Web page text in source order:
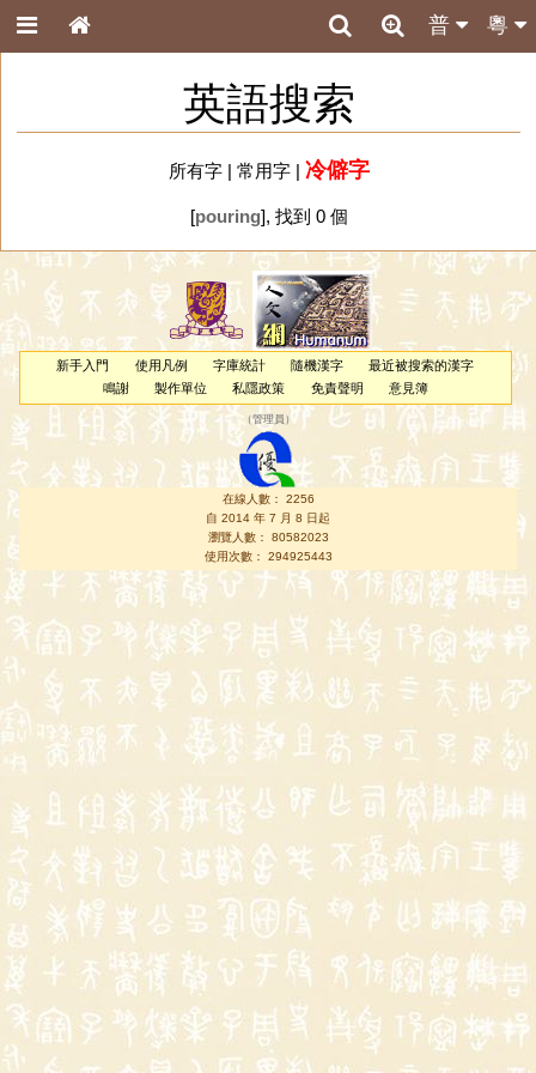
粵
普
英語搜索
所有字| 常用字| 冷僻字
[pouring], 找到 0 個
新手入門 使用凡例 字庫統計 隨機漢字
最近被搜索的漢字
鳴謝
製作單位 私隱政策 免責聲明 意見簿
（管理員 ）
在線人數： 2256
自 2014 年 7 月 8 日起
瀏覽人數： 80582023
使用次數： 294925443